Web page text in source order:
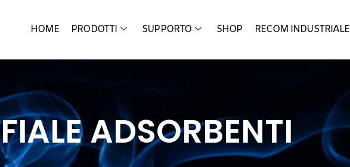
HOME PRODOTTI SUPPORTO SHOP RECOM INDUSTRIALE
FIALE ADSORBENTI